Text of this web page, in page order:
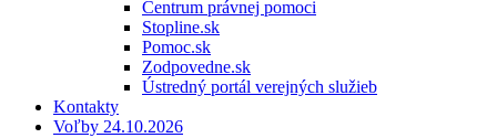
Centrum právnej pomoci
Stopline.sk
Pomoc.sk
Zodpovedne.sk
Ústredný portál verejných služieb
Kontakty
Voľby 24.10.2026